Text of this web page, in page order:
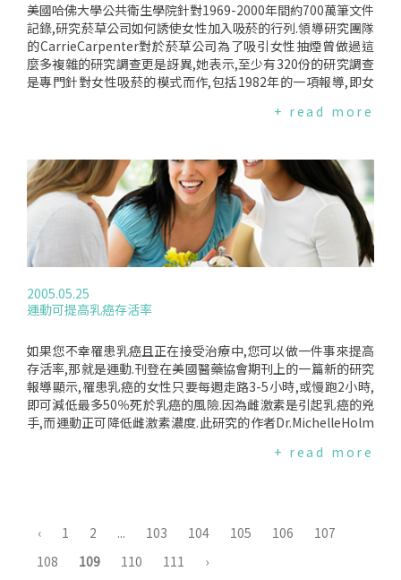
已婚者最多(64.8%),顯示婚姻內之性行為亦應注意避病的重要
性.憂鬱症目前,台灣所有女性中約有20～26％的人會有憂鬱症,
根據91年的調查,"職場關係"、"親子關係"、"夫妻關係"為台灣
女性憂鬱的主因.繼癌症、愛滋病之後,世界衛生組織將憂鬱症視
為21世紀三大疾病及衛教預防重點工作.目前對於憂鬱症病因研
會、心理、生理多種條件互動下的結果.女性憂鬱症的發作期較
的不良體質或易病性,而是反映女性在社會環境中承受了較多的
壓力.癌症乳癌是台灣女性十大癌症死因的第四位.好發年齡集中
在40-49歲,除了比子宮頸癌的主要好發年齡稍晚(約5年)之外,比
其他癌症要早.民國92年台灣女性乳癌死亡率較82年死亡率增加
63.19%,各年齡層(40~79歲)的死亡率幾乎相當,其中以55-59
歲、65-69歲稍高[1].顯示出乳癌的死亡發生年齡比起其他癌症
5000-6000人罹患,約有950-1000人死亡,死亡率為是已開發國
家美、日、法的三倍.好發年齡依序為40-44歲、45-49歲、35-
美國哈佛大學公共衛生學院針對1969-2000年間約700萬筆文件
記錄,研究菸草公司如何誘使女性加入吸菸的行列.領導研究團隊
的CarrieCarpenter對於菸草公司為了吸引女性抽煙曾做過這
麼多複雜的研究調查更是訝異,她表示,至少有320份的研究調查
是專門針對女性吸菸的模式而作,包括1982年的一項報導,即女
承受的神經過敏程度有關.其它用來吸引女性吸菸的一些誘因還
PhilpMorris報導細長形的菸以及淡菸其實比較健康等.這項研
究結果刊登於"上癮"期刊(addiction).Carpenter表示,在美國已
有19％的成年女性吸菸人口,而研究並瞭解菸草公司曾經做過的
事才有辦法找出使女性戒煙的關鍵.JohnHopkins大學的JackH
enningfield也表示,菸草公司花費如此多的心血要使女性吸菸而
非幫助她們戒煙,實在是很大的不幸.
+ read more
2005.05.25
運動可提高乳癌存活率
如果您不幸罹患乳癌且正在接受治療中,您可以做一件事來提高
存活率,那就是運動.刊登在美國醫藥協會期刊上的一篇新的研究
報導顯示,罹患乳癌的女性只要每週走路3-5小時,或慢跑2小時,
即可減低最多50％死於乳癌的風險.因為雌激素是引起乳癌的兇
手,而運動正可降低雌激素濃度.此研究的作者Dr.MichelleHolm
間罹患任何階段乳癌的婦女來分析.從這些婦女做過治療的兩年
能取代正在接受的種種治療.美國癌症協會也建議,沒有運動習慣
天運動30分鐘、一週至少五次；而已有運動習慣的人,則可增至
+ read more
‹ 1 2 ... 103 104 105 106
107
108
109 110 111 ›